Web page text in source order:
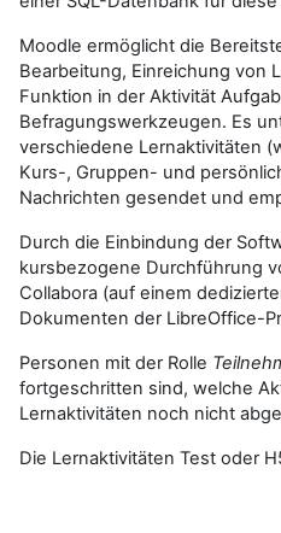
Moodle ermöglicht die
Bearbeitung, Einreichung von
Funktion in der Aktivität
Befragungswerkzeugen. Es
verschiedene Lernaktivitäten
Kurs-, Gruppen- und
Nachrichten gesendet und
Durch die Einbindung der
kursbezogene Durchführung
Collabora (auf einem
Dokumenten der LibreOffice-
Personen mit der Rolle
fortgeschritten sind, welche
Lernaktivitäten noch nicht
Die Lernaktivitäten Test oder